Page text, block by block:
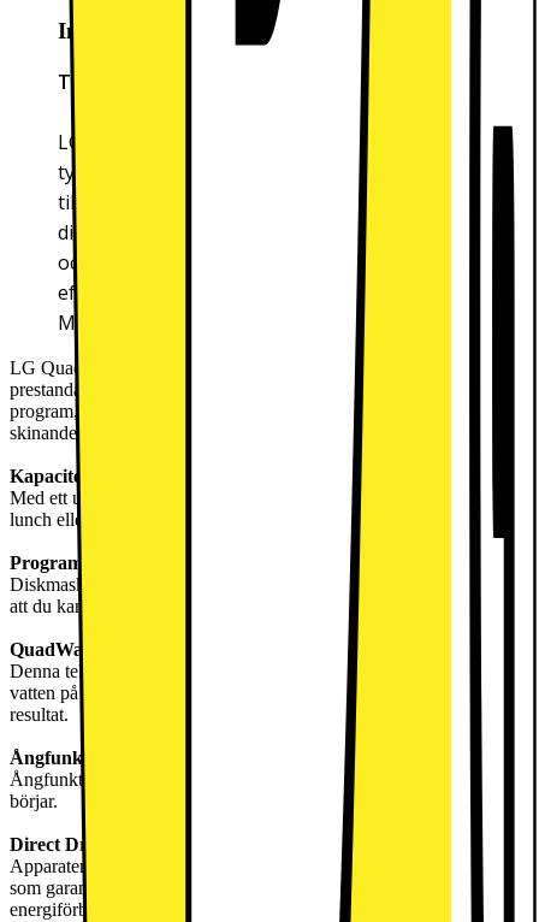
Inverter Direct Drive
Tyst, effektiv och pålitlig
LG:s Inverter Direct Drive Motor är designad med
tysthet i fokus. Med färre rörliga delar får du
tillförlitlig prestanda från en av de tystaste
diskmaskinerna i sin klass. Du kan känna dig lugn
och lita på din LG-diskmaskin i många år framöver
eftersom den har 10 års garanti på Direct Drive
Motor.
LG QuadWash diskmaskin SDU527HM kombinerar utmärkt
prestanda, ett snyggt utseende, en kapacitet på 14 kuvert, 10
program, en DirectDrive-motor och en ångfunktion för att ge
skinande ren disk.
Kapacitet
Med ett utrymme på 14 kuvert kan du diska all disk från dagens
lunch eller middag.
Program
Diskmaskinen erbjuder 10 program och 7 temperaturinställningar, så
att du kan anpassa diskmaskinens cykel efter dina behov.
QuadWash-teknologi
Denna teknik använder fyra armar med olika rörelser som sprutar
vatten på disken från flera vinklar, vilket ger rena och glänsande
resultat.
Ångfunktion
Ångfunktionen löser upp envisa fläckar innan diskprogrammet
börjar.
Direct Drive-motor
Apparaten är utrustad med en modern, effektiv och borstlös motor
som garanterar längre livslängd, tystare drift och längre
energiförbrukning.